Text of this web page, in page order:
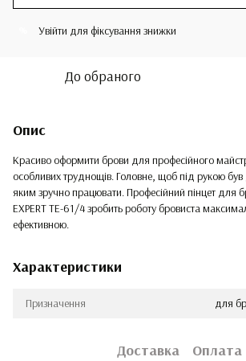
Увійти для фіксування знижки
До обраного
Опис
Красиво оформити брови для професійного
особливих труднощів. Головне, щоб під рукою був
яким зручно працювати. Професійний пінцет для
EXPERT TE-61/4 зробить роботу бровиста
ефективною.
Характеристики
Призначення для
Доставка Оплата